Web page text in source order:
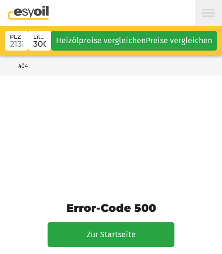
PLZ Liter Heizölpreise vergleichenPreise vergleichen
404
Error-Code 500
Zur Startseite